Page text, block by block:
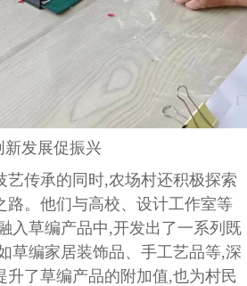
发展促振兴
传承的同时,农场村还积极探索
路。他们与高校、设计工作室等
入草编产品中,开发出了一系列既
草编家居装饰品、手工艺品等,深
升了草编产品的附加值,也为村民